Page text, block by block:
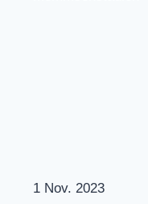
1 Nov. 2023